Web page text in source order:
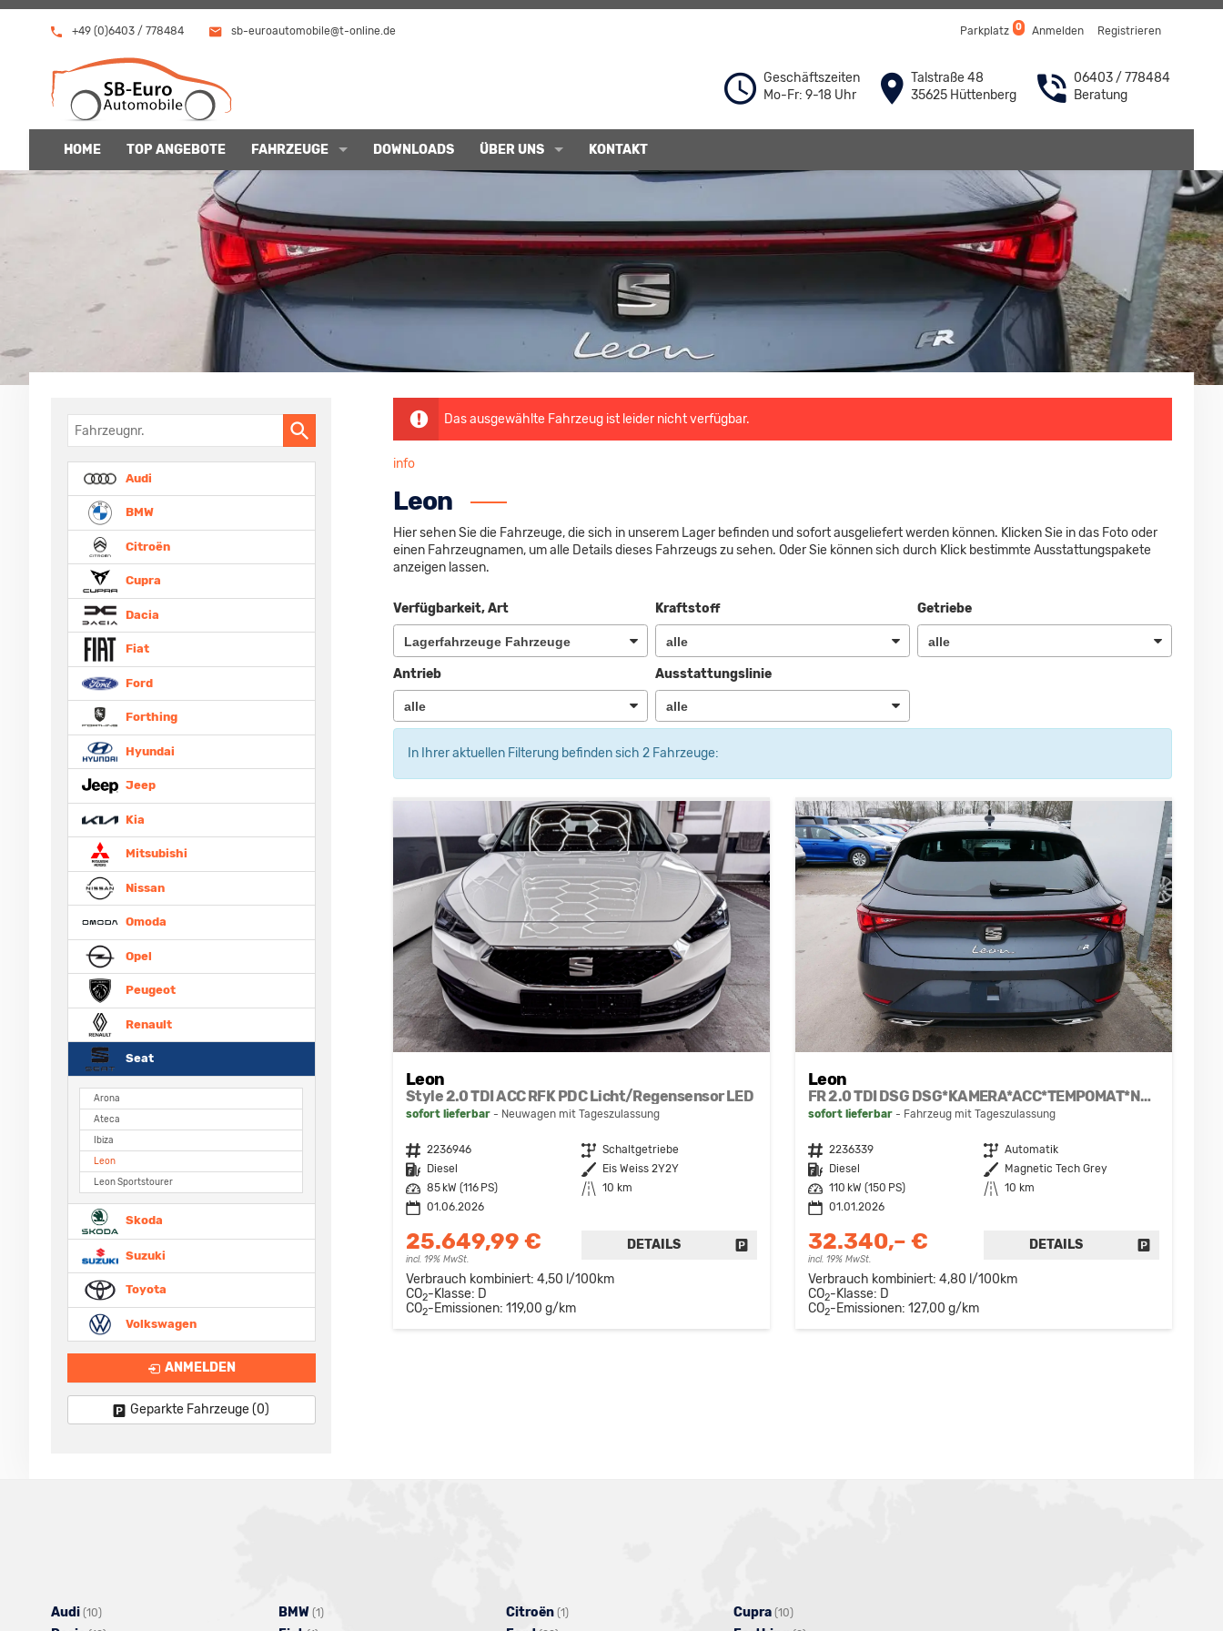
+49 (0)6403 / 778484 sb-euroautomobile@t-online.de Parkplatz 0 Anmelden Registrieren
Geschäftszeiten
Mo-Fr: 9-18 Uhr
Talstraße 48
35625 Hüttenberg
06403 / 778484
Beratung
HOME TOP ANGEBOTE FAHRZEUGE DOWNLOADS ÜBER UNS KONTAKT
Das ausgewählte Fahrzeug ist leider nicht verfügbar.
info
Leon
Hier sehen Sie die Fahrzeuge, die sich in unserem Lager befinden und sofort ausgeliefert werden können. Klicken Sie in das Foto oder
einen Fahrzeugnamen, um alle Details dieses Fahrzeugs zu sehen. Oder Sie können sich durch Klick bestimmte Ausstattungspakete
anzeigen lassen.
Verfügbarkeit, Art Kraftstoff Getriebe
Antrieb Ausstattungslinie
In Ihrer aktuellen Filterung befinden sich 2Fahrzeuge:
Leon
Style 2.0 TDI ACC RFK PDC Licht/Regensensor LED
sofort lieferbar Neuwagen mit Tageszulassung
Fahrzeugnr. 2236946 Getriebe Schaltgetriebe
Kraftstoff
Diesel Außenfarbe
Eis Weiss 2Y2Y
Leistung
85 kW (116 PS) Kilometerstand
10 km
01.06.2026
25.649,99 €
incl. 19% MwSt.
DETAILS FAHRZEUG DRUCKEN, PARKEN ODER VERGLEICHEN
Verbrauch kombiniert: 4,50 l/100km
CO2-Klasse: D
CO2-Emissionen: 119,00 g/km
Leon
FR 2.0 TDI DSG DSG*KAMERA*ACC*TEMPOMAT*NAVI*3-ZONE KLIMAAUTOMATIK*VIRTUAL COCKPIT*
sofort lieferbar Fahrzeug mit Tageszulassung
Fahrzeugnr. 2236339 Getriebe Automatik
Kraftstoff
Diesel Außenfarbe
Magnetic Tech Grey
Leistung
110 kW (150 PS) Kilometerstand
10 km
01.01.2026
32.340,– €
incl. 19% MwSt.
DETAILS
Verbrauch kombiniert: 4,80 l/100km
CO2-Klasse: D
CO2-Emissionen: 127,00 g/km
Fahrzeugnr.
Audi
BMW
Citroën
Cupra
Dacia
Fiat
Ford
Forthing
Hyundai
Jeep
Kia
Mitsubishi
Nissan
Omoda
Opel
Peugeot
Renault
Seat
Arona
Ateca
Ibiza
Leon
Leon Sportstourer
Skoda
Suzuki
Toyota
Volkswagen
ANMELDEN
Geparkte Fahrzeuge (0)
Audi (10) BMW (1) Citroën (1) Cupra (10)